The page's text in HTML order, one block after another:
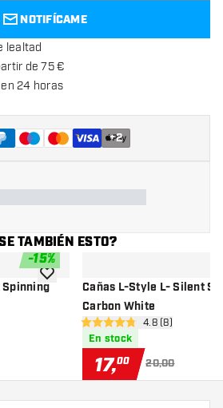
NOTIFÍCAME
lealtad
de 75 €
en 24 horas
+2
TAMBIÉN ESTO?
-15%
añadir a la lista de deseos
Cañas L-Style L- Silent
Carbon White
abrir panel de
4.8 estrellas de puntuación
4.8 (8)
En stock
17,00 20,00